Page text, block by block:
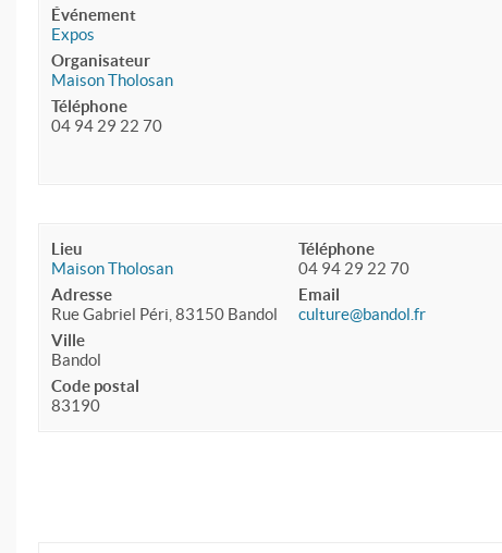
Événement
Expos
Organisateur
Maison Tholosan
Téléphone
04 94 29 22 70
Lieu
Maison Tholosan
Adresse
Rue Gabriel Péri, 83150 Bandol
Ville
Bandol
Code postal
83190
Téléphone
04 94 29 22 70
Email
culture@bandol.fr